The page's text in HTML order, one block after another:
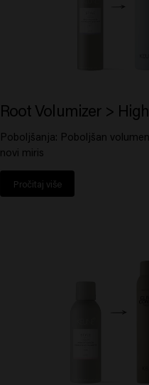
Root Volumizer >
Poboljšanja: Poboljšan
novi miris
Pročitaj više